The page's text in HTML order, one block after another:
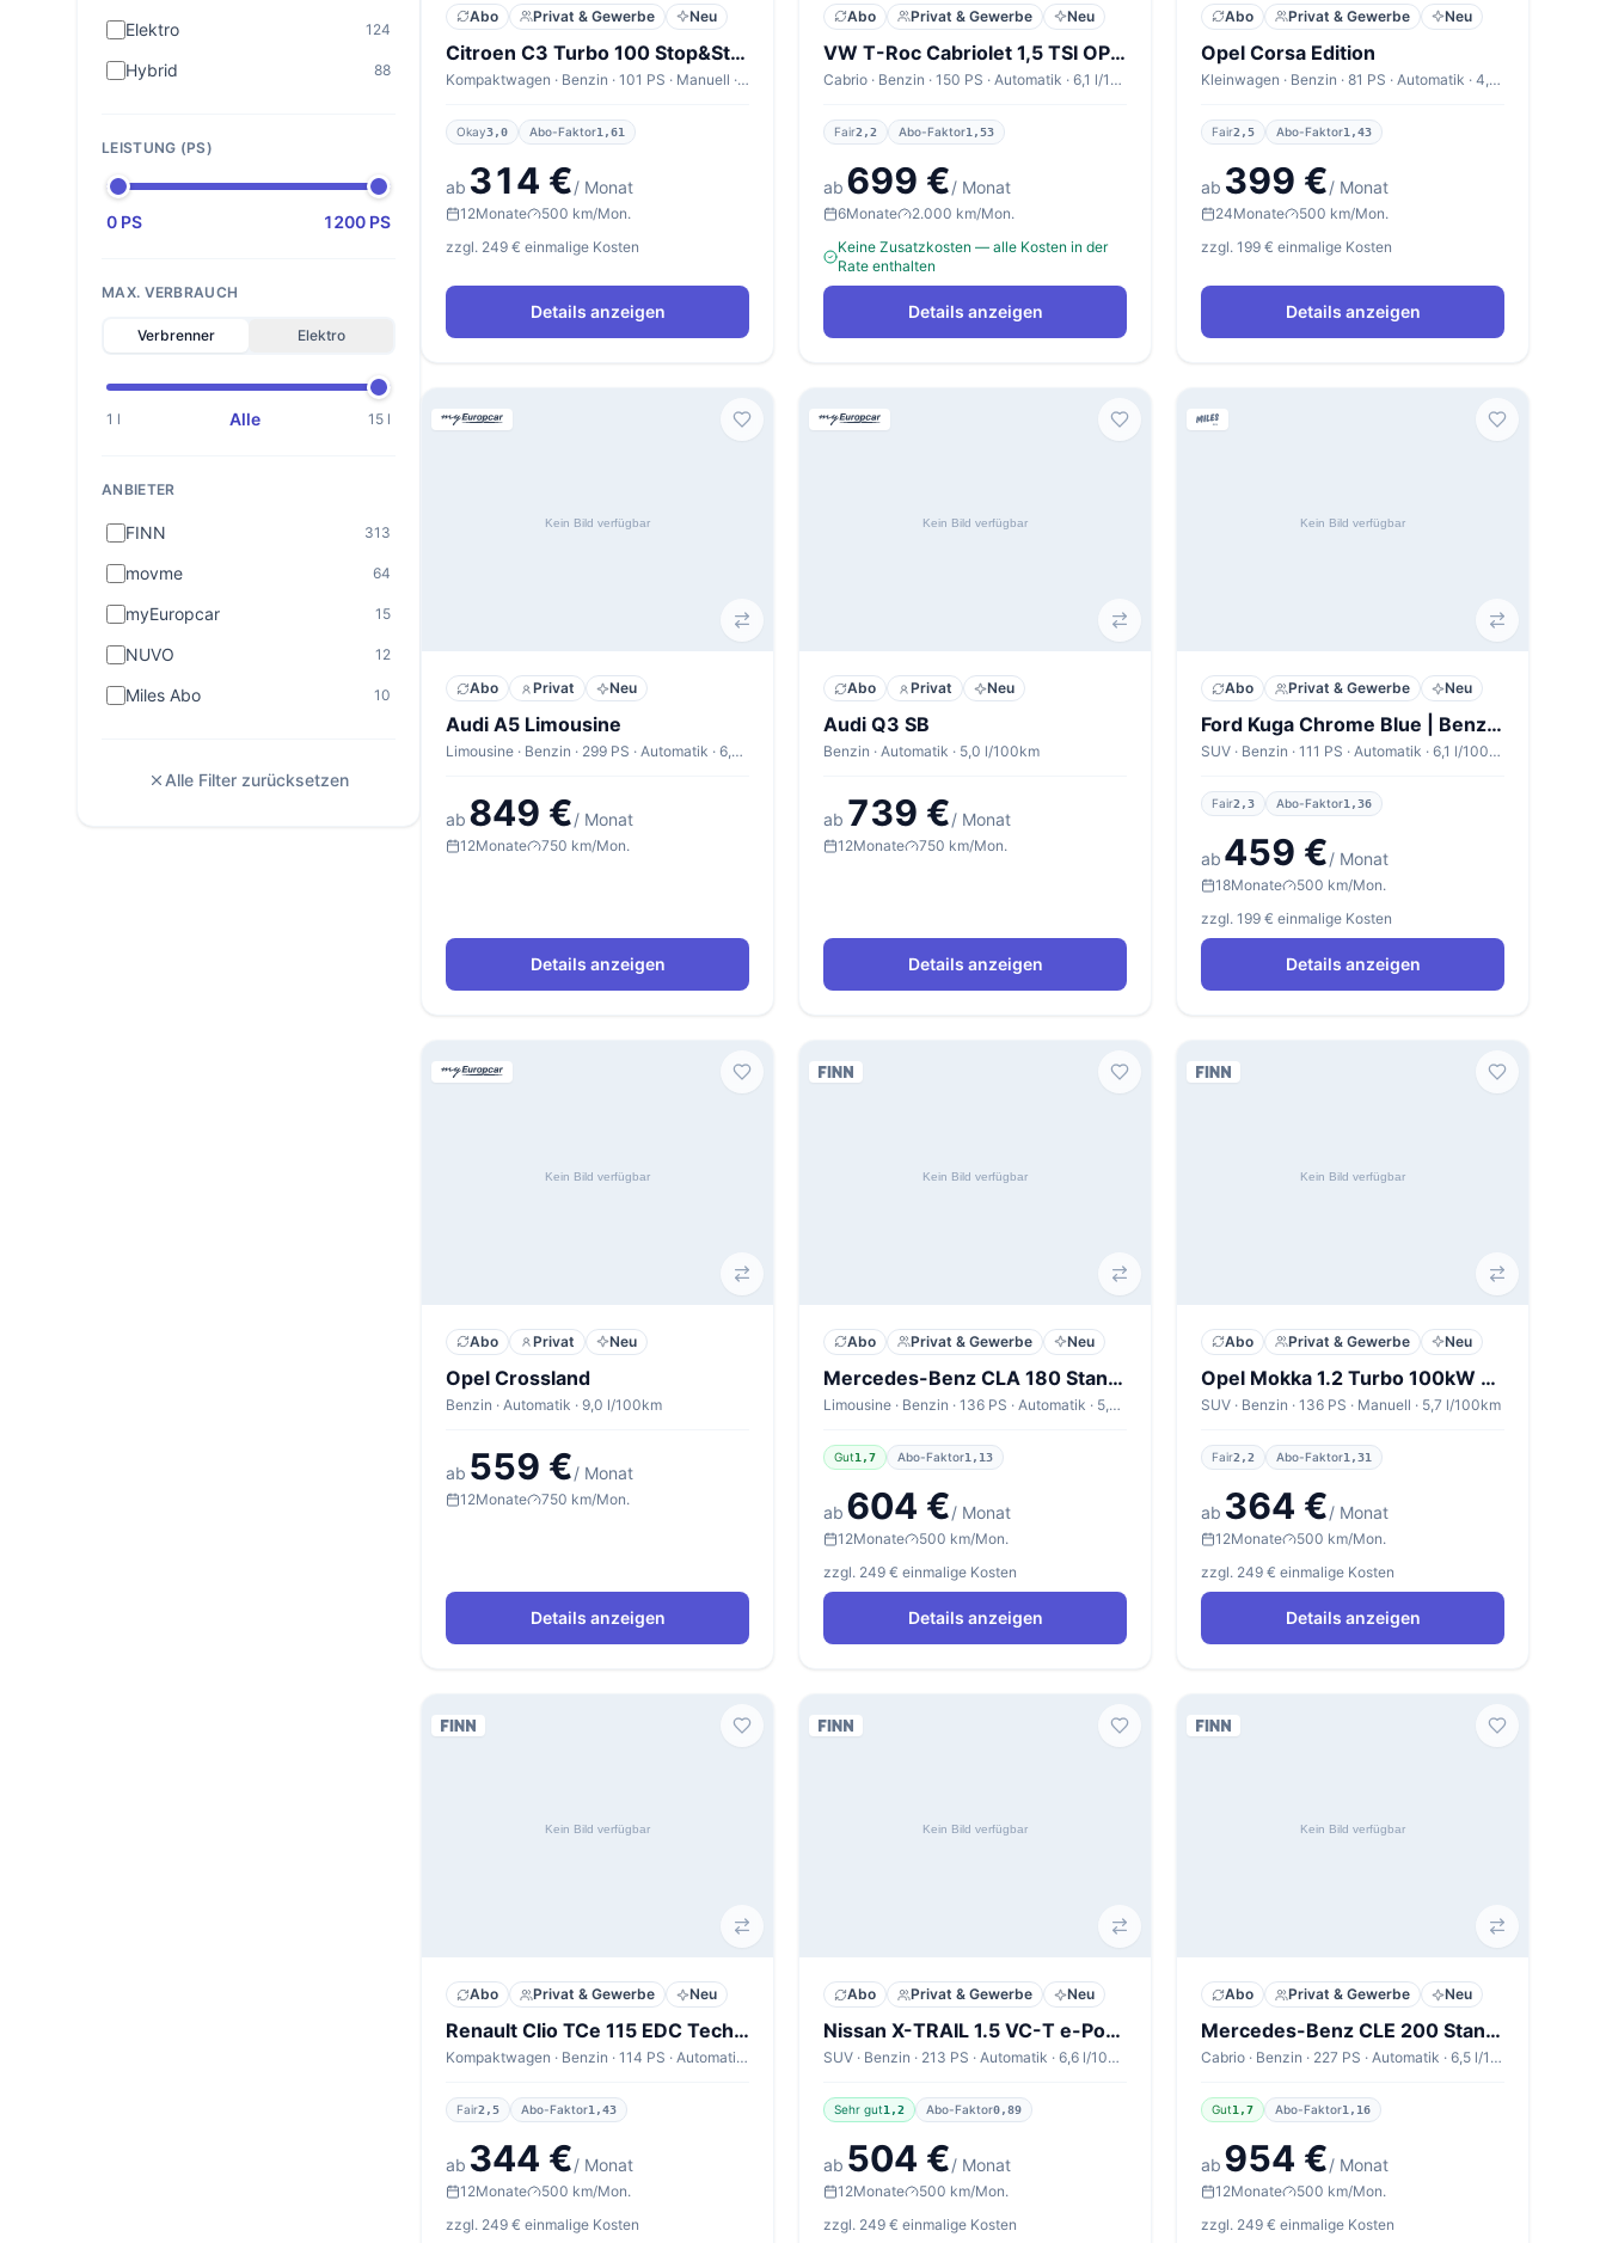
Elektro 124
Hybrid 88
LEISTUNG (PS)
0 PS 1200 PS
MAX. VERBRAUCH
Verbrenner Elektro
1 l Alle 15 l
ANBIETER
FINN 313
movme 64
myEuropcar 15
NUVO 12
Miles Abo 10
Alle Filter zurücksetzen
Abo Privat & Gewerbe Neu
Citroen C3 Turbo 100 Stop&Start PLUS
Kompaktwagen · Benzin · 101 PS · Manuell · 5,6 l/100km
Okay3,0 Abo-Faktor1,61
ab 314 €/ Monat
12Monate
500 km/Mon.
zzgl. 249 € einmalige Kosten
Details anzeigen
Abo Privat & Gewerbe Neu
VW T-Roc Cabriolet 1,5 TSI OPF DSG ENERGY
Cabrio · Benzin · 150 PS · Automatik · 6,1 l/100km
Fair2,2 Abo-Faktor1,53
ab 699 €/ Monat
6Monate
2.000 km/Mon.
Keine Zusatzkosten — alle Kosten in der
Rate enthalten
Details anzeigen
Abo Privat & Gewerbe Neu
Opel Corsa Edition
Kleinwagen · Benzin · 81 PS · Automatik · 4,5 l/100km
Fair2,5 Abo-Faktor1,43
ab 399 €/ Monat
24Monate
500 km/Mon.
zzgl. 199 € einmalige Kosten
Details anzeigen
Abo Privat Neu
Audi A5 Limousine
Limousine · Benzin · 299 PS · Automatik · 6,0 l/100km
ab 849 €/ Monat
12Monate 750 km/Mon.
Details anzeigen
Abo Privat Neu
Audi Q3 SB
Benzin · Automatik · 5,0 l/100km
ab 739 €/ Monat
12Monate 750 km/Mon.
Details anzeigen
Abo Privat & Gewerbe Neu
Ford Kuga Chrome Blue | Benzin | Manual
SUV · Benzin · 111 PS · Automatik · 6,1 l/100km
Fair2,3 Abo-Faktor1,36
ab 459 €/ Monat
18Monate
500 km/Mon.
zzgl. 199 € einmalige Kosten
Details anzeigen
Abo Privat Neu
Opel Crossland
Benzin · Automatik · 9,0 l/100km
ab 559 €/ Monat
12Monate 750 km/Mon.
Details anzeigen
Abo Privat & Gewerbe Neu
Mercedes-Benz CLA 180 Standard
Limousine · Benzin · 136 PS · Automatik · 5,0 l/100km
Gut1,7 Abo-Faktor1,13
ab 604 €/ Monat
12Monate
500 km/Mon.
zzgl. 249 € einmalige Kosten
Details anzeigen
Abo Privat & Gewerbe Neu
Opel Mokka 1.2 Turbo 100kW Edition
SUV · Benzin · 136 PS · Manuell · 5,7 l/100km
Fair2,2 Abo-Faktor1,31
ab 364 €/ Monat
12Monate
500 km/Mon.
zzgl. 249 € einmalige Kosten
Details anzeigen
Abo Privat & Gewerbe Neu
Renault Clio TCe 115 EDC Techno
Kompaktwagen · Benzin · 114 PS · Automatik · 5,2 l/100km
Fair2,5 Abo-Faktor1,43
ab 344 €/ Monat
12Monate
500 km/Mon.
zzgl. 249 € einmalige Kosten
Abo Privat & Gewerbe Neu
Nissan X-TRAIL 1.5 VC-T e-Power e-4ORCE TEKNA+
SUV · Benzin · 213 PS · Automatik · 6,6 l/100km
Sehr gut1,2 Abo-Faktor0,89
ab 504 €/ Monat
12Monate
500 km/Mon.
zzgl. 249 € einmalige Kosten
Abo Privat & Gewerbe Neu
Mercedes-Benz CLE 200 Standard
Cabrio · Benzin · 227 PS · Automatik · 6,5 l/100km
Gut1,7 Abo-Faktor1,16
ab 954 €/ Monat
12Monate
500 km/Mon.
zzgl. 249 € einmalige Kosten